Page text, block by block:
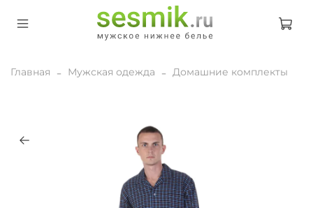
Главная Мужская одежда Домашние комплекты